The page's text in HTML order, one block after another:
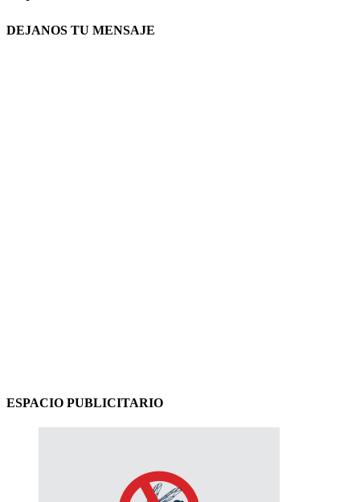
DEJANOS TU MENSAJE
ESPACIO PUBLICITARIO